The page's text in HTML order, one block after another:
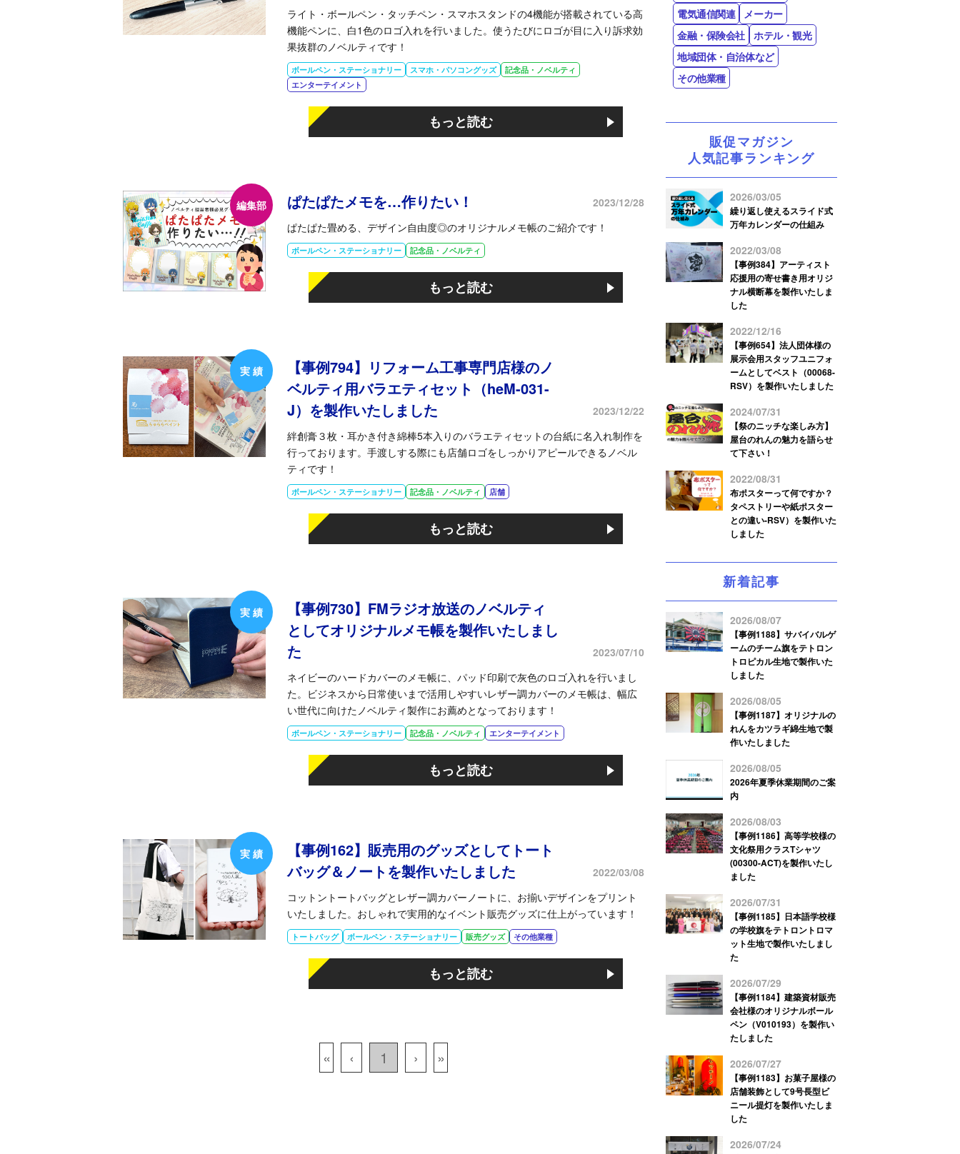
ライト・ボールペン・タッチペン・スマホスタンドの4機能が搭載されている高
機能ペンに、白1色のロゴ入れを行いました。使うたびにロゴが目に入り訴求効
果抜群のノベルティです！
ボールペン・ステーショナリー スマホ・パソコングッズ
記念品・ノベルティ
エンターテイメント
もっと読む
ぱたぱたメモを…作りたい！
2023/12/28
ぱたぱた畳める、デザイン自由度◎のオリジナルメモ帳のご紹介です！
ボールペン・ステーショナリー 記念品・ノベルティ
もっと読む
【事例794】リフォーム工事専門店様のノ
ベルティ用バラエティセット（heM-031-
J）を製作いたしました
2023/12/22
絆創膏３枚・耳かき付き綿棒5本入りのバラエティセットの台紙に名入れ制作を
行っております。手渡しする際にも店舗ロゴをしっかりアピールできるノベル
ティです！
ボールペン・ステーショナリー 記念品・ノベルティ 店舗
もっと読む
【事例730】FMラジオ放送のノベルティ
としてオリジナルメモ帳を製作いたしまし
た
2023/07/10
ネイビーのハードカバーのメモ帳に、パッド印刷で灰色のロゴ入れを行いまし
た。ビジネスから日常使いまで活用しやすいレザー調カバーのメモ帳は、幅広
い世代に向けたノベルティ製作にお薦めとなっております！
ボールペン・ステーショナリー 記念品・ノベルティ エンターテイメント
もっと読む
【事例162】販売用のグッズとしてトート
バッグ＆ノートを製作いたしました
2022/03/08
コットントートバッグとレザー調カバーノートに、お揃いデザインをプリント
いたしました。おしゃれで実用的なイベント販売グッズに仕上がっています！
トートバッグ ボールペン・ステーショナリー 販売グッズ その他業種
もっと読む
« ‹ 1 › »
電気通信関連
メーカー
金融・保険会社
ホテル・観光
地域団体・自治体など
その他業種
販促マガジン
人気記事ランキング
2026/03/05
繰り返し使えるスライド式
万年カレンダーの仕組み
2022/03/08
【事例384】アーティスト
応援用の寄せ書き用オリジ
ナル横断幕を製作いたしま
した
2022/12/16
【事例654】法人団体様の
展示会用スタッフユニフォ
ームとしてベスト（00068-
RSV）を製作いたしました
2024/07/31
【祭のニッチな楽しみ方】
屋台のれんの魅力を語らせ
て下さい！
2022/08/31
布ポスターって何ですか？
タペストリーや紙ポスター
との違い-RSV）を製作いた
しました
新着記事
2026/08/07
【事例1188】サバイバルゲ
ームのチーム旗をテトロン
トロピカル生地で製作いた
しました
2026/08/05
【事例1187】オリジナルの
れんをカツラギ綿生地で製
作いたしました
2026/08/05
2026年夏季休業期間のご案
内
2026/08/03
【事例1186】高等学校様の
文化祭用クラスTシャツ
(00300-ACT)を製作いたし
ました
2026/07/31
【事例1185】日本語学校様
の学校旗をテトロントロマ
ット生地で製作いたしまし
た
2026/07/29
【事例1184】建築資材販売
会社様のオリジナルボール
ペン（V010193）を製作い
たしました
2026/07/27
【事例1183】お菓子屋様の
店舗装飾として9号長型ビ
ニール提灯を製作いたしま
した
2026/07/24